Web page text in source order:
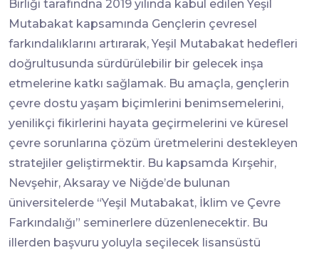
Birliği tarafındna 2019 yılında kabul edilen Yeşil
Mutabakat kapsamında Gençlerin çevresel
farkındalıklarını artırarak, Yeşil Mutabakat hedefleri
doğrultusunda sürdürülebilir bir gelecek inşa
etmelerine katkı sağlamak. Bu amaçla, gençlerin
çevre dostu yaşam biçimlerini benimsemelerini,
yenilikçi fikirlerini hayata geçirmelerini ve küresel
çevre sorunlarına çözüm üretmelerini destekleyen
stratejiler geliştirmektir. Bu kapsamda Kırşehir,
Nevşehir, Aksaray ve Niğde’de bulunan
üniversitelerde “Yeşil Mutabakat, İklim ve Çevre
Farkındalığı” seminerlere düzenlenecektir. Bu
illerden başvuru yoluyla seçilecek lisansüstü